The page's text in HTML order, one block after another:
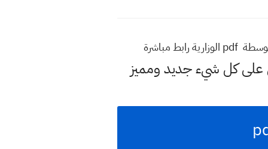
كل شيء جديد ومميز